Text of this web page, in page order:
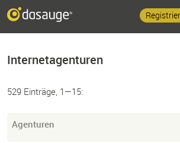
Internetagenturen
529 Einträge, 1—15:
Agenturen